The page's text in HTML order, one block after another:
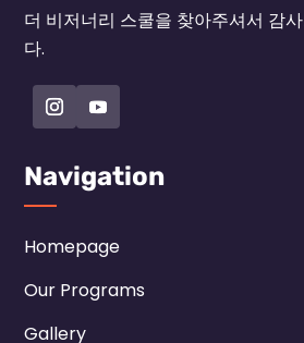
더 비저너리 스쿨을 찾아주셔서 감
다.
Navigation
Homepage
Our Programs
Gallery